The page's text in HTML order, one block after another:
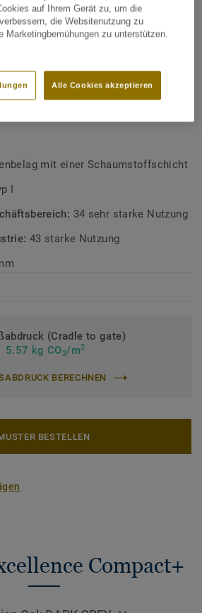
kein Rapport
mit einer Schaumstoffschicht
I
34 sehr starke Nutzung
43 starke Nutzung
(Cradle to gate)
5.57 kg CO2/m2
BERECHNEN
BESTELLEN
Compact+
auf Ihrem Gerät zu, um die
die Websitenutzung zu
Marketingbemühungen zu unterstützen.
Alle Cookies akzeptieren